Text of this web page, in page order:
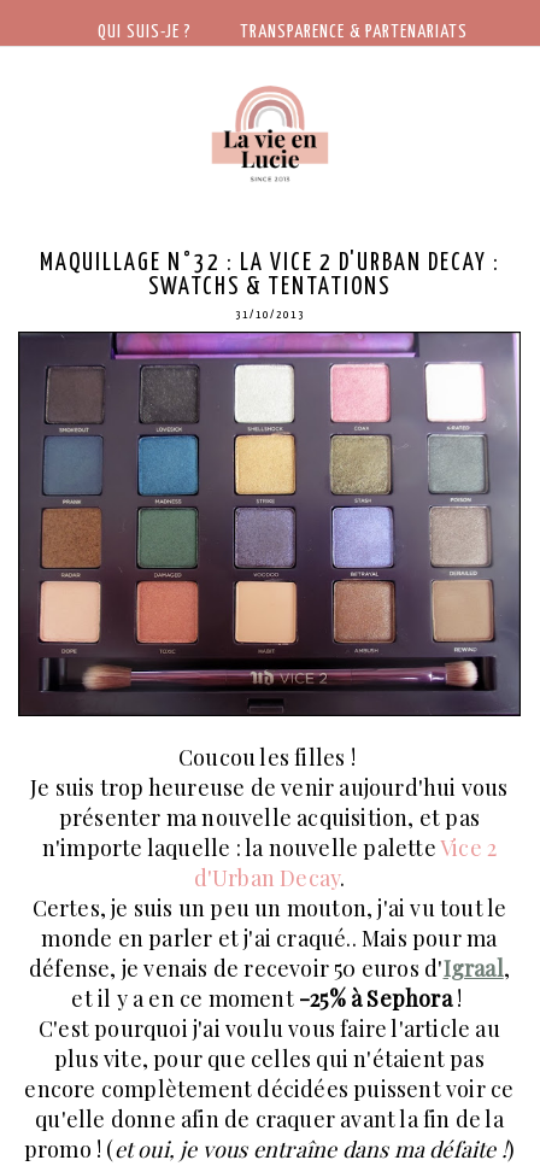
MAQUILLAGE N°32 : LA VICE 2 D'URBAN DECAY :
SWATCHS & TENTATIONS
31/10/2013
Coucou les filles !
Je suis trop heureuse de venir aujourd'hui vous
présenter ma nouvelle acquisition, et pas
n'importe laquelle : la nouvelle paletteVice 2
d'Urban Decay.
Certes, je suis un peu un mouton, j'ai vu tout le
monde en parler et j'ai craqué.. Mais pour ma
défense, je venais de recevoir 50 euros d'Igraal,
et il y a en ce moment -25% à Sephora!
C'est pourquoi j'ai voulu vous faire l'article au
plus vite, pour que celles qui n'étaient pas
encore complètement décidées puissent voir ce
qu'elle donne afin de craquer avant la fin de la
promo ! (et oui, je vous entraîne dans ma défaite !)
QUI SUIS-JE ? TRANSPARENCE & PARTENARIATS